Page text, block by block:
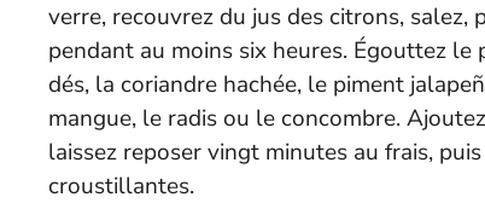
verre, recouvrez du jus des citrons, salez,
pendant au moins six heures. Égouttez le
dés, la coriandre hachée, le piment
mangue, le radis ou le concombre.
laissez reposer vingt minutes au frais,
croustillantes.